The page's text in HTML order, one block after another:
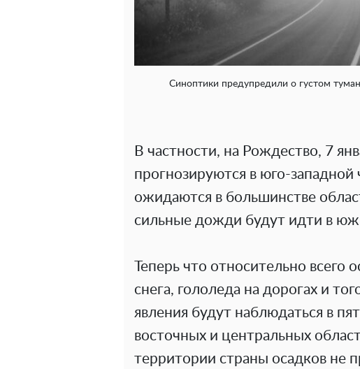
Синоптики предупредили о густом
В частности, на Рождество, 7
прогнозируются в юго-
ожидаются в большинстве
сильные дожди будут идти в
Теперь что относительно всего
снега, гололеда на дорогах и
явления будут наблюдаться в
восточных и центральных
территории страны осадков не